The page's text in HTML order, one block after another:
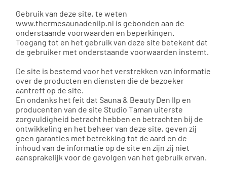
Gebruik van deze site, te weten
www.thermesaunadenilp.nl is gebonden aan de
onderstaande voorwaarden en beperkingen.
Toegang tot en het gebruik van deze site betekent dat
de gebruiker met onderstaande voorwaarden instemt.
De site is bestemd voor het verstrekken van informatie
over de producten en diensten die de bezoeker
aantreft op de site.
En ondanks het feit dat Sauna & Beauty Den Ilp en
producenten van de site Studio Taman uiterste
zorgvuldigheid betracht hebben en betrachten bij de
ontwikkeling en het beheer van deze site, geven zij
geen garanties met betrekking tot de aard en de
inhoud van de informatie op de site en zijn zij niet
aansprakelijk voor de gevolgen van het gebruik ervan.